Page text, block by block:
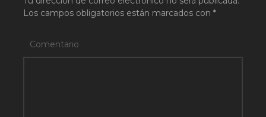
Los campos obligatorios están marcados con *
Comentario